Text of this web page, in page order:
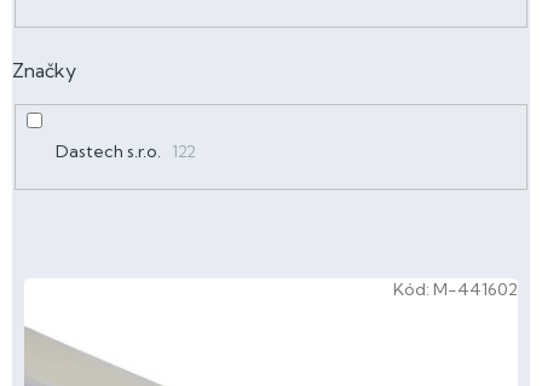
Značky
Dastech s.r.o. 122
V
p
Kód: M-441602